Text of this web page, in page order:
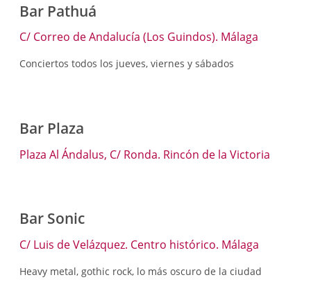
Bar Pathuá
C/ Correo de Andalucía (Los Guindos). Málaga
Conciertos todos los jueves, viernes y sábados
Bar Plaza
Plaza Al Ándalus, C/ Ronda. Rincón de la Victoria
Bar Sonic
C/ Luis de Velázquez. Centro histórico. Málaga
Heavy metal, gothic rock, lo más oscuro de la ciudad